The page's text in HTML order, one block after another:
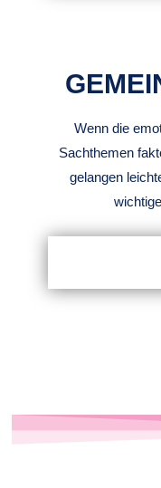
Wenn die
Sachthemen
gelangen